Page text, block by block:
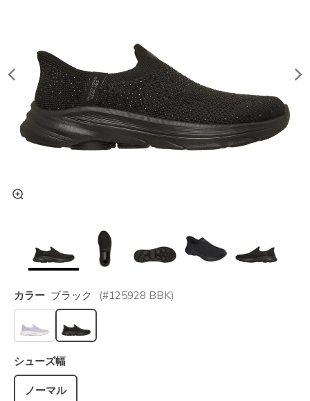
カラー ブラック (#125928 BBK)
選択されました
シューズ幅
ノーマル